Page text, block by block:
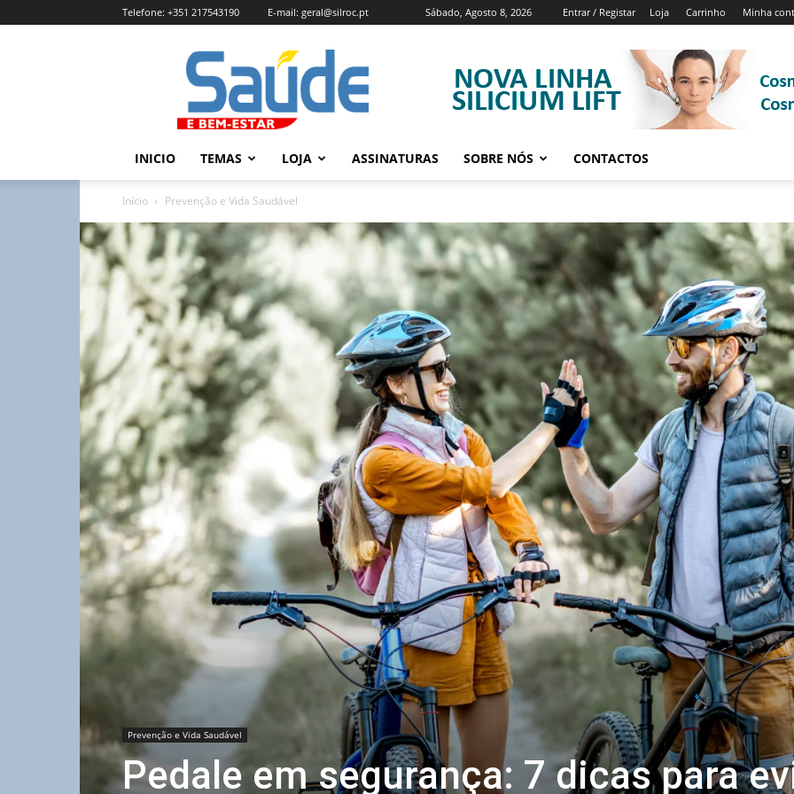
Sábado, Agosto 8, 2026 Entrar / Registar Loja Carrinho Minha
Telefone: +351 217543190 E-mail: geral@silroc.pt
Revista
Saúde
e
Bem
Estar
Edição
INICIO TEMAS LOJA ASSINATURAS SOBRE NÓS CONTACTOS
Início Prevenção e Vida Saudável
Prevenção e Vida Saudável
Pedale em segurança: 7 dicas para